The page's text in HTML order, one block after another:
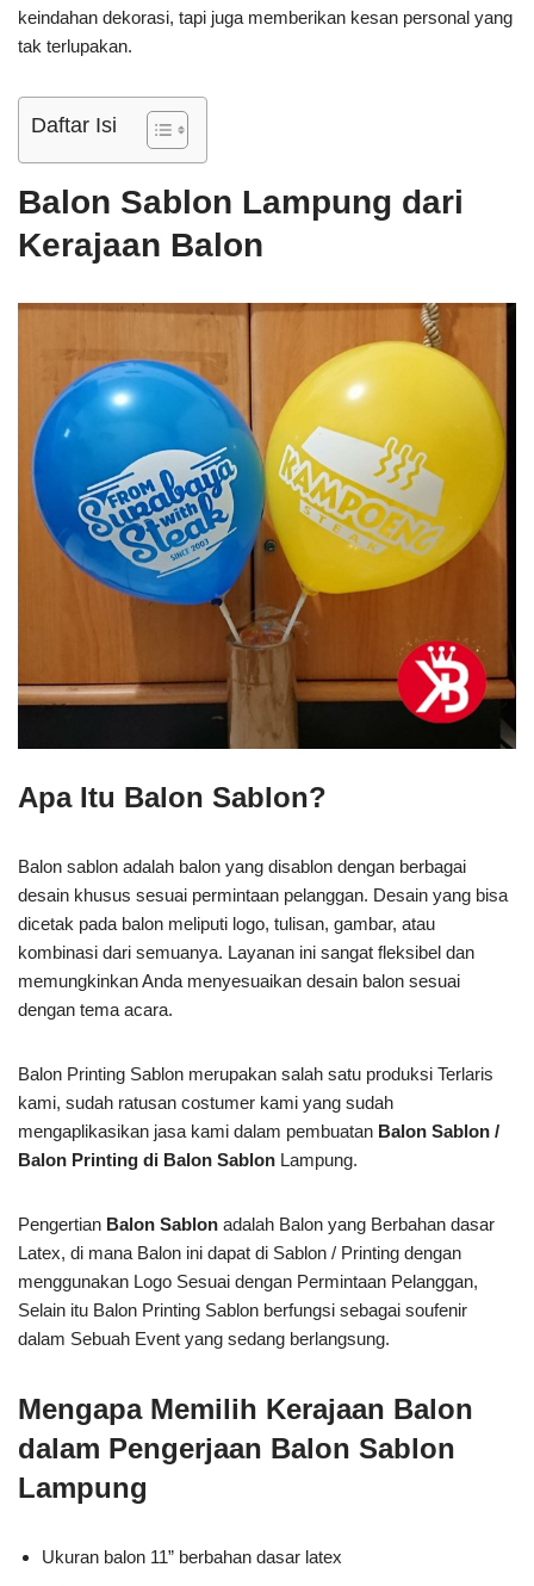
keindahan dekorasi, tapi juga memberikan kesan personal yang
tak terlupakan.
Daftar Isi
Balon Sablon Lampung dari
Kerajaan Balon
Apa Itu Balon Sablon?
Balon sablon adalah balon yang disablon dengan berbagai
desain khusus sesuai permintaan pelanggan. Desain yang bisa
dicetak pada balon meliputi logo, tulisan, gambar, atau
kombinasi dari semuanya. Layanan ini sangat fleksibel dan
memungkinkan Anda menyesuaikan desain balon sesuai
dengan tema acara.
Balon Printing Sablon merupakan salah satu produksi Terlaris
kami, sudah ratusan costumer kami yang sudah
mengaplikasikan jasa kami dalam pembuatan Balon Sablon /
Balon Printing di Balon Sablon Lampung.
Pengertian Balon Sablon adalah Balon yang Berbahan dasar
Latex, di mana Balon ini dapat di Sablon / Printing dengan
menggunakan Logo Sesuai dengan Permintaan Pelanggan,
Selain itu Balon Printing Sablon berfungsi sebagai soufenir
dalam Sebuah Event yang sedang berlangsung.
Mengapa Memilih Kerajaan Balon
dalam Pengerjaan Balon Sablon
Lampung
Ukuran balon 11” berbahan dasar latex